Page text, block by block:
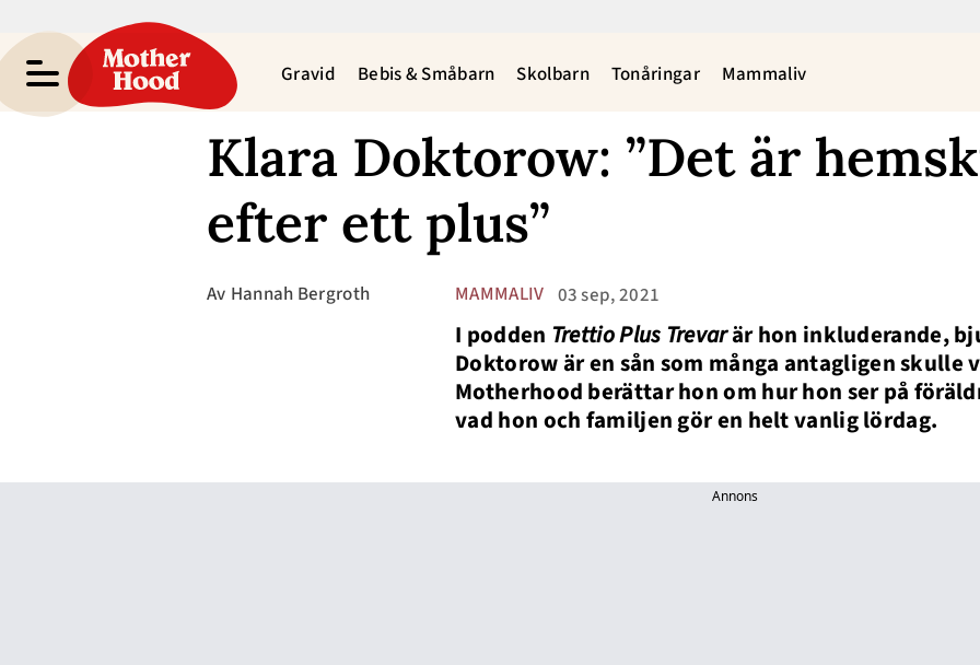
Gravid Bebis & Småbarn Skolbarn Tonåringar Mammaliv
Klara Doktorow: ”Det är
efter ett plus”
MAMMALIV 03 sep, 2021
Av Hannah Bergroth
I podden Trettio Plus Trevarär hon inkluderande,
Doktorow är en sån som många antagligen skulle
Motherhood berättar hon om hur hon ser på
vad hon och familjen gör en helt vanlig lördag.
Annons